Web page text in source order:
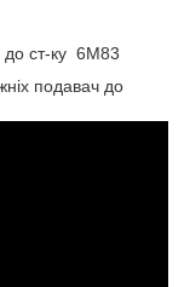
до ст-ку 6М83
подавач до